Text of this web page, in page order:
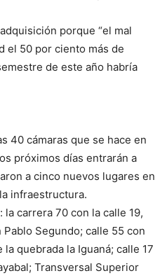
porque “el mal
el 50 por ciento más de
de este año habría
40 cámaras que se hace en
próximos días entrarán a
a cinco nuevos lugares en
infraestructura.
carrera 70 con la calle 19,
Segundo; calle 55 con
quebrada la Iguaná; calle 17
Transversal Superior